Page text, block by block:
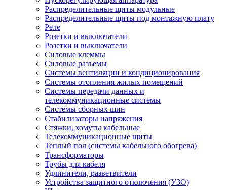
Распределительные щиты модульные
Распределительные щиты под монтажную плату
Реле
Розетки и выключатели
Розетки и выключатели
Силовые клеммы
Силовые разъемы
Системы вентиляции и кондиционирования
Системы отопления жилых помещений
Системы передачи данных и
телекоммуникационные системы
Системы сборных шин
Стабилизаторы напряжения
Стяжки, хомуты кабельные
Телекоммуникационные щиты
Теплый пол (системы кабельного обогрева)
Трансформаторы
Трубы для кабеля
Удлинители, разветвители
Устройства защитного отключения (УЗО)